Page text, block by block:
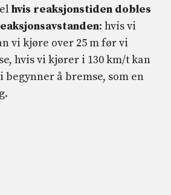
hvis reaksjonstiden dobles
: hvis vi
vi kjøre over 25 m før vi
hvis vi kjører i 130 km/t kan
begynner å bremse, som en